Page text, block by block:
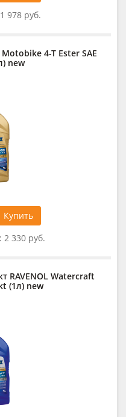
1 978 руб.
4-T Ester SAE
new
Купить
2 330 руб.
RAVENOL Watercraft
(1л) new